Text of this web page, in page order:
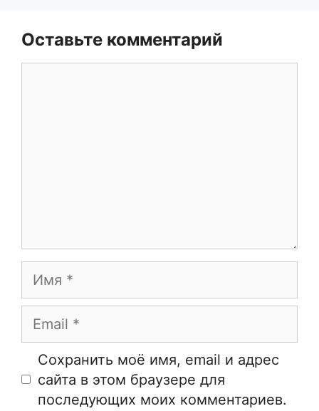
Оставьте комментарий
Имя
Email
Сайт
Сохранить моё имя, email и адрес
сайта в этом браузере для
последующих моих комментариев.